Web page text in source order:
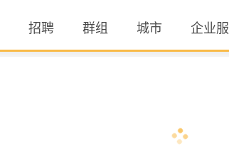
招聘 群组 城市 企业